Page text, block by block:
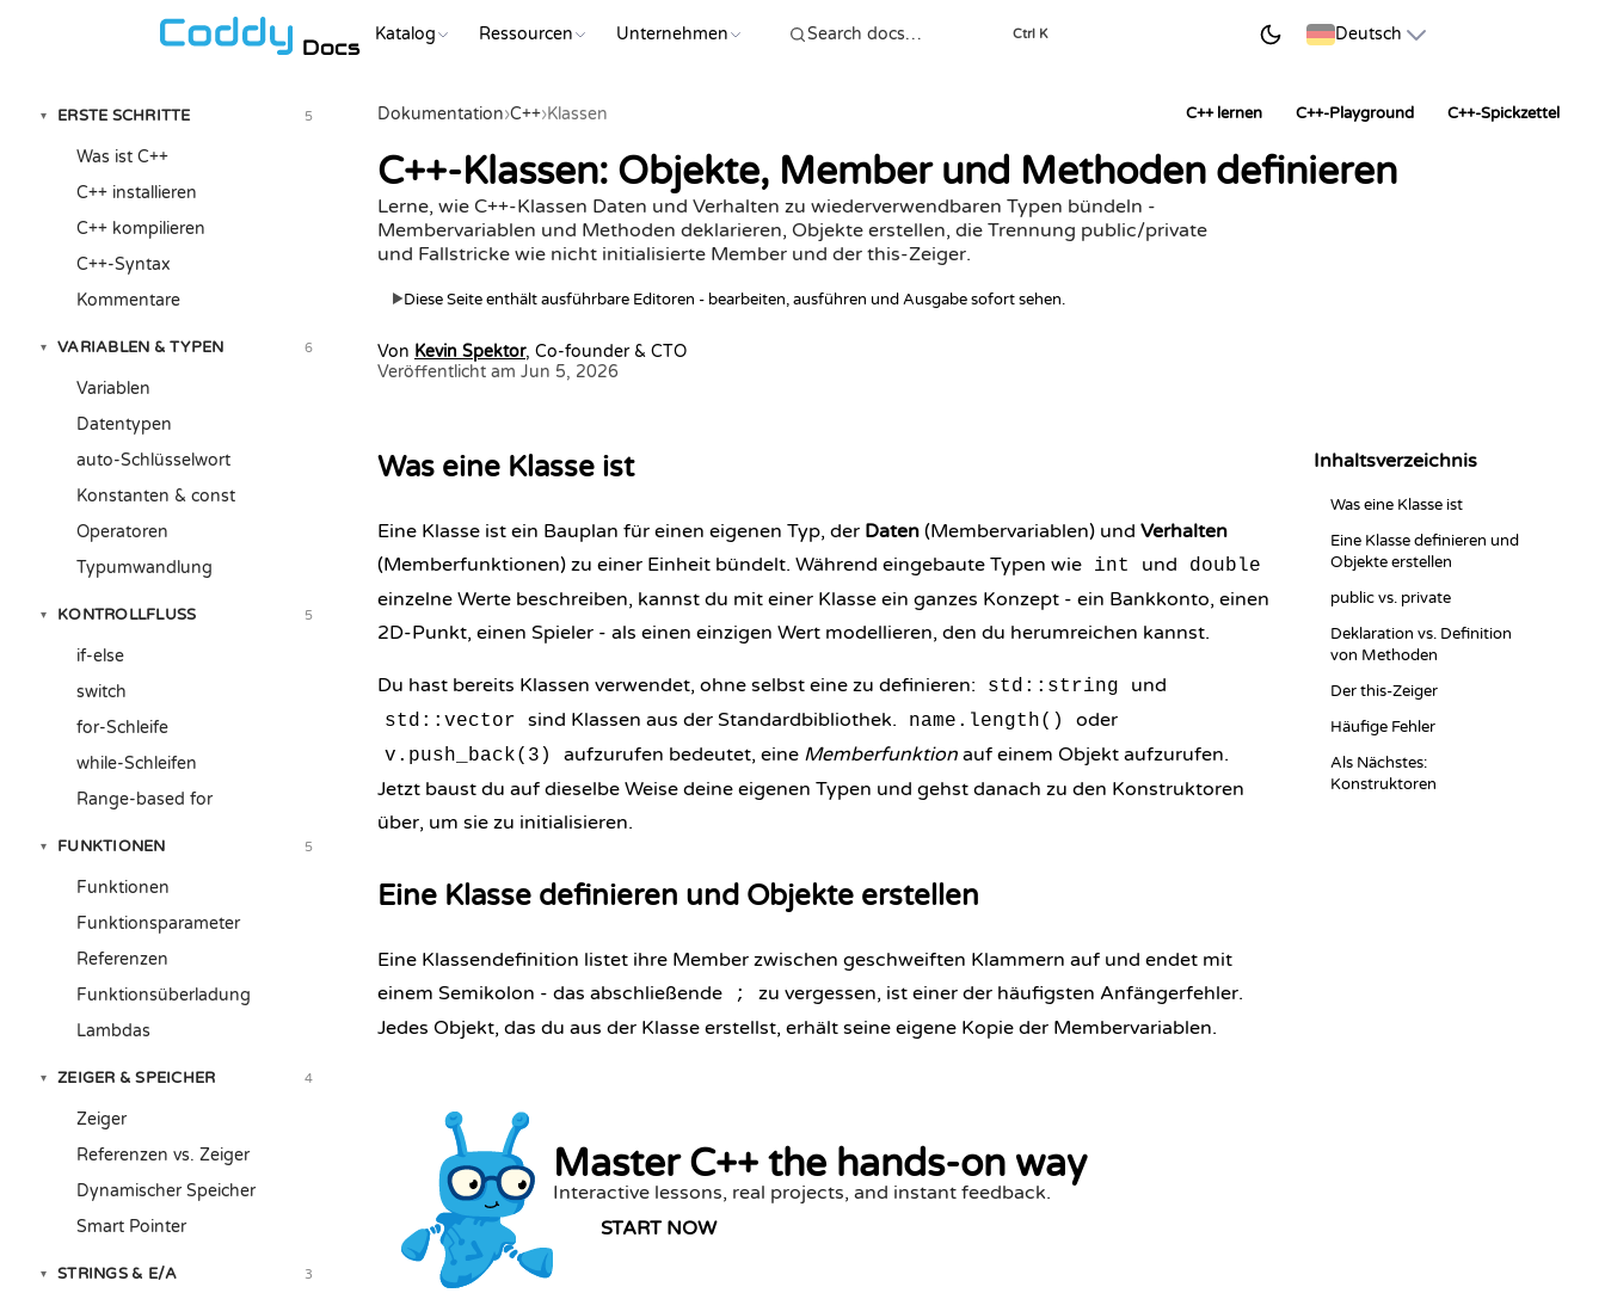
Docs Katalog Ressourcen Unternehmen Ctrl K Deutsch
▾ ERSTE SCHRITTE 5
Was ist C++
C++ installieren
C++ kompilieren
C++-Syntax
Kommentare
▾ VARIABLEN & TYPEN 6
Variablen
Datentypen
auto-Schlüsselwort
Konstanten & const
Operatoren
Typumwandlung
▾ KONTROLLFLUSS 5
if-else
switch
for-Schleife
while-Schleifen
Range-based for
▾ FUNKTIONEN 5
Funktionen
Funktionsparameter
Referenzen
Funktionsüberladung
Lambdas
▾ ZEIGER & SPEICHER 4
Zeiger
Referenzen vs. Zeiger
Dynamischer Speicher
Smart Pointer
▾ STRINGS & E/A 3
Dokumentation›C++›Klassen C++ lernen C++-Playground C++-Spickzettel
C++-Klassen: Objekte, Member und Methoden definieren
Lerne, wie C++-Klassen Daten und Verhalten zu wiederverwendbaren Typen bündeln -
Membervariablen und Methoden deklarieren, Objekte erstellen, die Trennung public/private
und Fallstricke wie nicht initialisierte Member und der this-Zeiger.
▶Diese Seite enthält ausführbare Editoren - bearbeiten, ausführen und Ausgabe sofort sehen.
Von Kevin Spektor, Co-founder & CTO
Veröffentlicht am Jun 5, 2026
Was eine Klasse ist
Eine Klasse ist ein Bauplan für einen eigenen Typ, der Daten (Membervariablen) und Verhalten
(Memberfunktionen) zu einer Einheit bündelt. Während eingebaute Typen wie
int und double
einzelne Werte beschreiben, kannst du mit einer Klasse ein ganzes Konzept - ein Bankkonto, einen
2D-Punkt, einen Spieler - als einen einzigen Wert modellieren, den du herumreichen kannst.
Du hast bereits Klassen verwendet, ohne selbst eine zu definieren: std::string und
std::vector sind Klassen aus der Standardbibliothek. name.length() oder
v.push_back(3) aufzurufen bedeutet, eine Memberfunktion auf einem Objekt aufzurufen.
Jetzt baust du auf dieselbe Weise deine eigenen Typen und gehst danach zu den Konstruktoren
über, um sie zu initialisieren.
Eine Klasse definieren und Objekte erstellen
Eine Klassendefinition listet ihre Member zwischen geschweiften Klammern auf und endet mit
einem Semikolon - das abschließende
;
zu vergessen, ist einer der häufigsten Anfängerfehler.
Jedes Objekt, das du aus der Klasse erstellst, erhält seine eigene Kopie der Membervariablen.
Master C++ the hands-on way
Interactive lessons, real projects, and instant feedback.
START NOW
Inhaltsverzeichnis
Was eine Klasse ist
Eine Klasse definieren und
Objekte erstellen
public vs. private
Deklaration vs. Definition
von Methoden
Der this-Zeiger
Häufige Fehler
Als Nächstes:
Konstruktoren